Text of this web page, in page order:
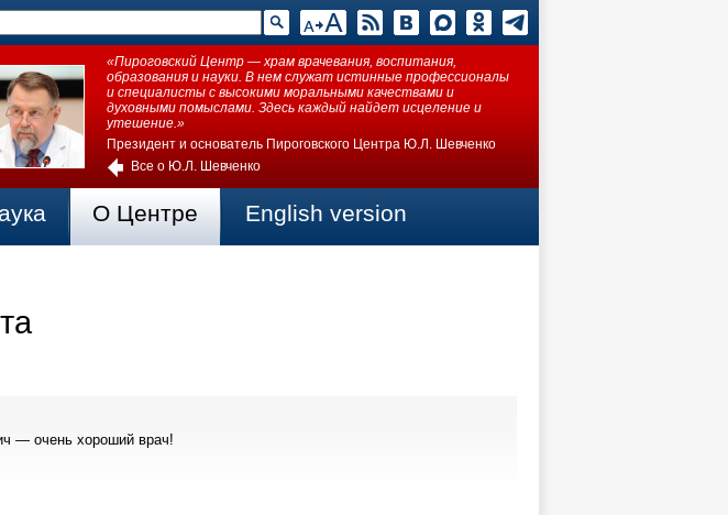
«Пироговский Центр — храм врачевания, воспитания,
образования и науки. В нем служат истинные профессионалы
и специалисты с высокими моральными качествами и
духовными помыслами. Здесь каждый найдет исцеление и
утешение.»
Президент и основатель Пироговского Центра Ю.Л. Шевченко
Все о Ю.Л. Шевченко
О Центре English version
— очень хороший врач!